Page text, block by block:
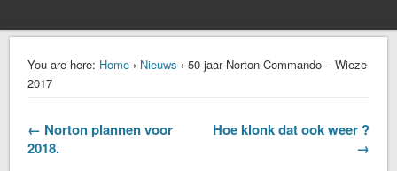
You are here: Home › Nieuws › 50 jaar Norton Commando – Wieze
2017
← Norton plannen voor
2018.
Hoe klonk dat ook weer ?
→